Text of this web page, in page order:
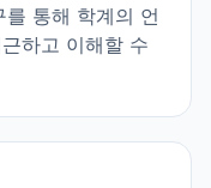
통해 학계의 언
하고 이해할 수